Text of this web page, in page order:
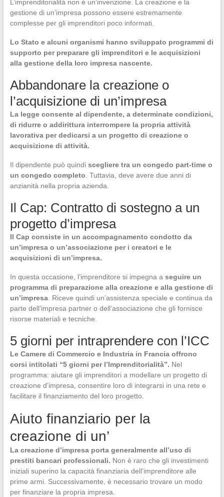
L’imprenditorialità non è un’invenzione. La creazione e la
gestione di un’impresa possono essere estremamente
complesse per gli imprenditori poco informati.
Lo Stato e alcuni organismi hanno sviluppato programmi di
supporto per preparare gli imprenditori e le acquisizioni
alla gestione della loro impresa nascente.
Abbandonare la creazione o
l’acquisizione di un’impresa
La legge consente al dipendente, a determinate condizioni,
di ridurre o addirittura interrompere la propria attività
lavorativa per dedicarsi a un progetto di creazione o
acquisizione di attività.
Il dipendente può quindi scegliere tra un congedo part-time o
un congedo completo . Tuttavia, deve avere due anni di
anzianità nella propria azienda.
Il Cap: Contratto di sostegno a un
progetto d’impresa
Il Cap consiste in un accompagnamento condotto da
un’impresa o un’associazione per i creatori e le
acquisizioni di un’impresa.
In questa occasione, l’imprenditore si impegna a seguire un
programma di preparazione alla creazione e alla gestione di
un’impresa. Riceve quindi un’assistenza speciale e continua da
parte dell’impresa partner o dell’associazione che gli fornisce
risorse materiali e tecniche.
5 giorni per intraprendere con l’ICC
Le Camere di Commercio e Industria in Francia offrono
corsi intitolati “5 giorni per l’Imprenditorialità”. Nel
programma: aiutare gli imprenditori a modellare un progetto di
creazione d’impresa, consentire loro di integrarsi in una rete e
facilitare il finanziamento del loro progetto.
Aiuto finanziario per la
creazione di un’
La creazione d’impresa porta generalmente all’uso di
prestiti bancari professionali. Non è raro che gli investimenti
iniziali superino la capacità finanziaria dell’imprenditore alle
prime armi. Successivamente, è necessario trovare un modo
per finanziare la propria impresa.